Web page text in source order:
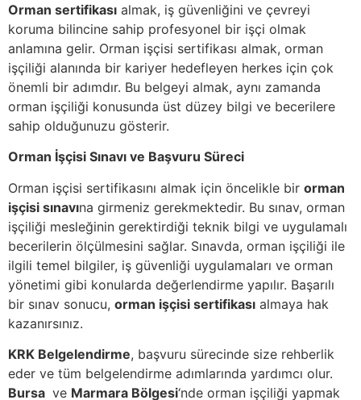
Orman sertifikası almak, iş güvenliğini ve çevreyi
koruma bilincine sahip profesyonel bir işçi olmak
anlamına gelir. Orman işçisi sertifikası almak, orman
işçiliği alanında bir kariyer hedefleyen herkes için çok
önemli bir adımdır. Bu belgeyi almak, aynı zamanda
orman işçiliği konusunda üst düzey bilgi ve becerilere
sahip olduğunuzu gösterir.
Orman İşçisi Sınavı ve Başvuru Süreci
Orman işçisi sertifikasını almak için öncelikle bir orman
işçisi sınavına girmeniz gerekmektedir. Bu sınav, orman
işçiliği mesleğinin gerektirdiği teknik bilgi ve uygulamalı
becerilerin ölçülmesini sağlar. Sınavda, orman işçiliği ile
ilgili temel bilgiler, iş güvenliği uygulamaları ve orman
yönetimi gibi konularda değerlendirme yapılır. Başarılı
bir sınav sonucu, orman işçisi sertifikası almaya hak
kazanırsınız.
KRK Belgelendirme, başvuru sürecinde size rehberlik
eder ve tüm belgelendirme adımlarında yardımcı olur.
Bursa ve Marmara Bölgesi‘nde orman işçiliği yapmak